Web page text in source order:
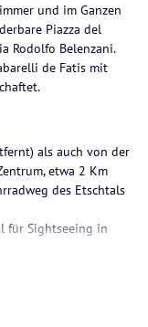
und im Ganzen
Piazza del
Rodolfo Belenzani.
de Fatis mit
als auch von der
etwa 2 Km
des Etschtals
für Sightseeing in
di San